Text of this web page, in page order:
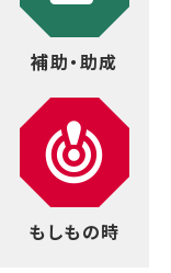
補助・助成
もしもの時